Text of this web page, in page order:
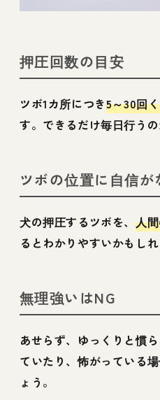
押圧回数の目安
ツボ1カ所につき5～30回
す。できるだけ毎日行うの
ツボの位置に自信が
犬の押圧するツボを、 人
るとわかりやすいかもしれ
無理強いはNG
あせらず、ゆっくりと慣
ていたり、怖がっている
ょう。